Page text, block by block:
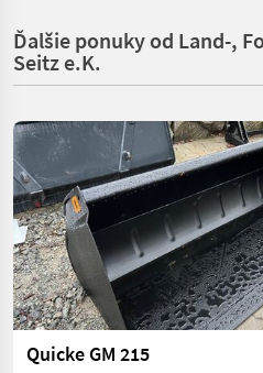
Ďalšie ponuky od Land-,
Seitz e.K.
Quicke GM 215